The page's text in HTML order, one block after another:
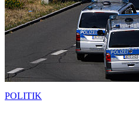
POLITIK